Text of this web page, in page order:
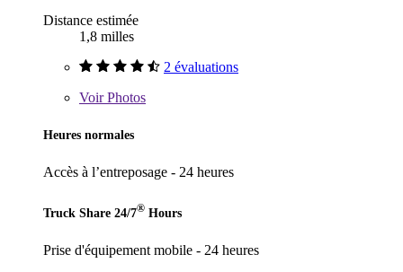
Distance estimée
1,8 milles
2 évaluations
VoirPhotos
Heures normales
Accès à l’entreposage - 24 heures
Truck Share 24/7® Hours
Prise d'équipement mobile - 24 heures